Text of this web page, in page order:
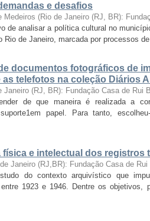
e desafios
Medeiros (Rio de Janeiro (RJ, BR):
de analisar a política cultural no
Rio de Janeiro, marcada por processos
documentos fotográficos de
telefotos na coleção Diários
Janeiro (RJ, BR): Fundação Casa de Rui
de que maneira é realizada a
papel. Para tanto,
e intelectual dos registros
Janeiro (RJ,BR): Fundação Casa de Rui
do contexto arquivístico que
1923 e 1946. Dentre os objetivos,